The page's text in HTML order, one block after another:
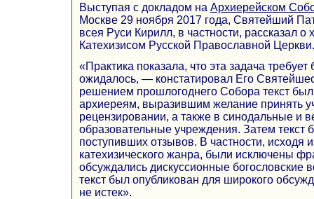
Выступая с докладом на Архиерейском
Москве 29 ноября 2017 года, Святейший
всея Руси Кирилл, в частности, рассказал о
Катехизисом Русской Православной Церкви.
«Практика показала, что эта задача
ожидалось, — констатировал Его
решением прошлогоднего Собора текст
архиереям, выразившим желание принять
рецензировании, а также в синодальные и
образовательные учреждения. Затем текст
поступивших отзывов. В частности, исходя
катехизического жанра, были исключены
обсуждались дискуссионные богословские
текст был опубликован для широкого
не истек».